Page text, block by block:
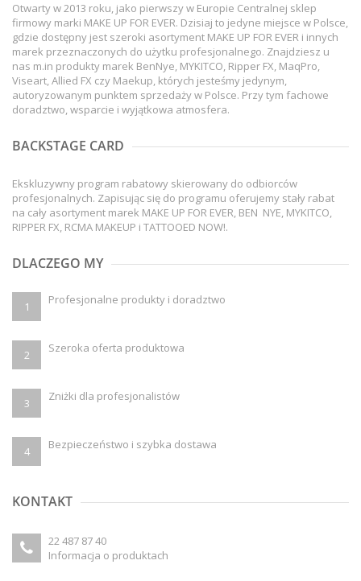
Otwarty w 2013 roku, jako pierwszy w Europie Centralnej sklep
firmowy marki MAKE UP FOR EVER. Dzisiaj to jedyne miejsce w Polsce,
gdzie dostępny jest szeroki asortyment MAKE UP FOR EVER i innych
marek przeznaczonych do użytku profesjonalnego. Znajdziesz u
nas m.in produkty marek BenNye, MYKITCO, Ripper FX, MaqPro,
Viseart, Allied FX czy Maekup, których jesteśmy jedynym,
autoryzowanym punktem sprzedaży w Polsce. Przy tym fachowe
doradztwo, wsparcie i wyjątkowa atmosfera.
BACKSTAGE CARD
Ekskluzywny program rabatowy skierowany do odbiorców
profesjonalnych. Zapisując się do programu oferujemy stały rabat
na cały asortyment marek MAKE UP FOR EVER, BEN NYE, MYKITCO,
RIPPER FX, RCMA MAKEUP i TATTOOED NOW!.
DLACZEGO MY
1 Profesjonalne produkty i doradztwo
2 Szeroka oferta produktowa
3 Zniżki dla profesjonalistów
4 Bezpieczeństwo i szybka dostawa
KONTAKT
22 487 87 40
Informacja o produktach